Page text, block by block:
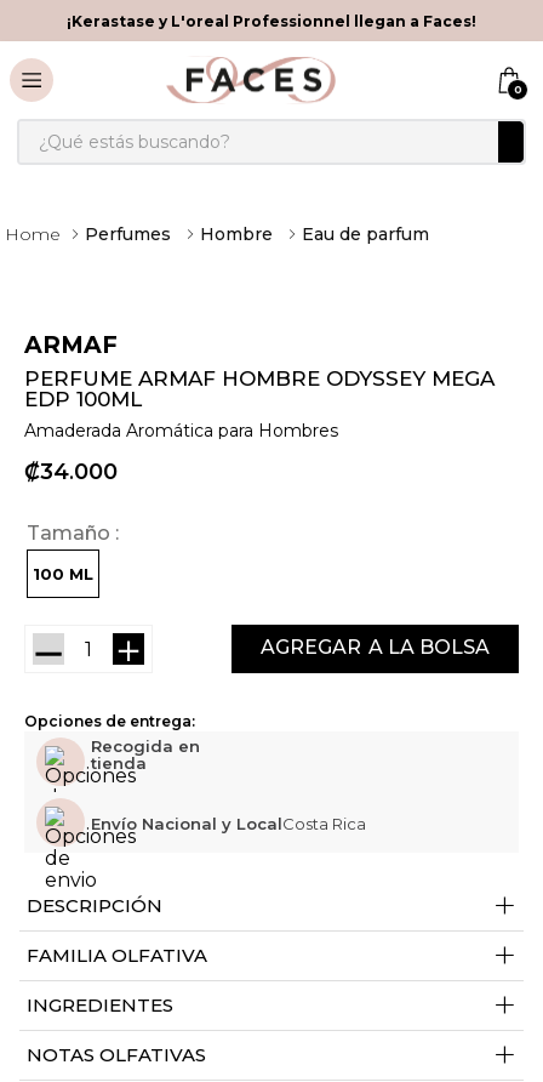
¡Kerastase y L'oreal Professionnel llegan a Faces!
0
Perfumes Hombre Eau de parfum
ARMAF
PERFUME ARMAF HOMBRE ODYSSEY MEGA
EDP 100ML
Amaderada Aromática para Hombres
₡34 000
Tamaño
100 ML
＋
－ AGREGAR
Opciones de entrega:
Recogida en
tienda
Envío Nacional y LocalCosta Rica
DESCRIPCIÓN +
FAMILIA OLFATIVA +
INGREDIENTES +
NOTAS OLFATIVAS +